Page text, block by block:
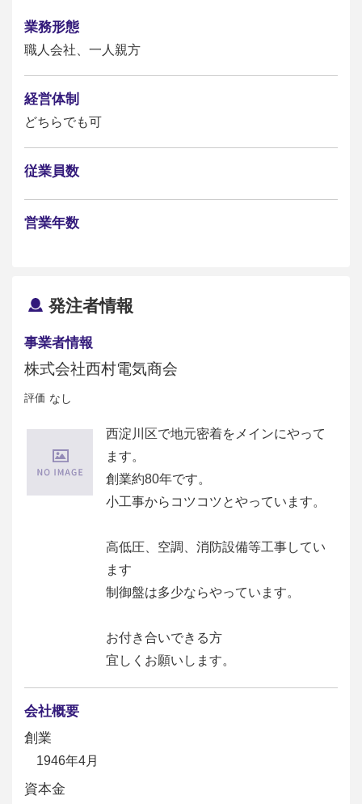
業務形態
職人会社、一人親方
経営体制
どちらでも可
従業員数
営業年数
発注者情報
事業者情報
株式会社西村電気商会
評価 なし
西淀川区で地元密着をメインにやって
ます。
創業約80年です。
小工事からコツコツとやっています。
高低圧、空調、消防設備等工事してい
ます
制御盤は多少ならやっています。
お付き合いできる方
宜しくお願いします。
会社概要
創業
1946年4月
資本金